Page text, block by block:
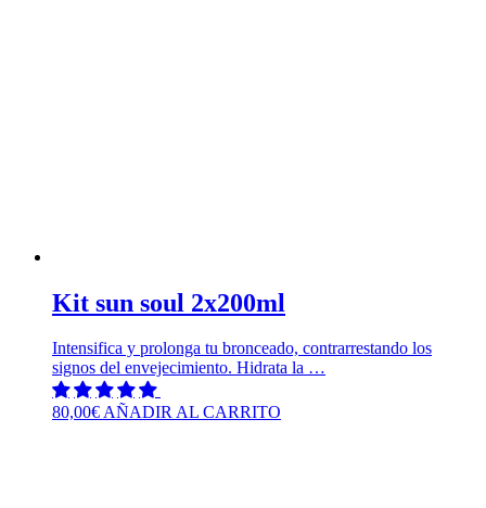
Kit sun soul 2x200ml
Intensifica y prolonga tu bronceado, contrarrestando los
signos del envejecimiento. Hidrata la …
80,00€AÑADIR AL CARRITO